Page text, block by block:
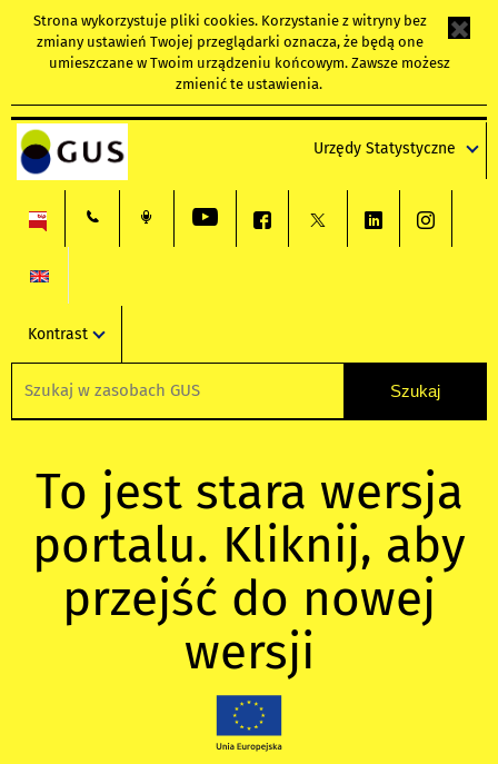
Strona wykorzystuje pliki cookies. Korzystanie z witryny bez
zmiany ustawień Twojej przeglądarki oznacza, że będą one
umieszczane w Twoim urządzeniu końcowym. Zawsze możesz
zmienić te ustawienia.
Urzędy Statystyczne
Kontrast
To jest stara wersja
portalu. Kliknij, aby
przejść do nowej
wersji